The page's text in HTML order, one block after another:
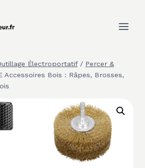
Électroportatif / Percer &
Accessoires Bois : Râpes, Brosses,